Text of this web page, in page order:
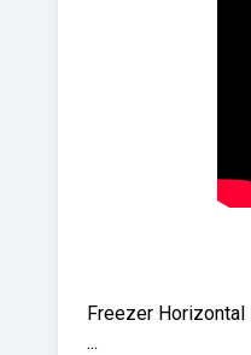
Freezer Horizontal
...